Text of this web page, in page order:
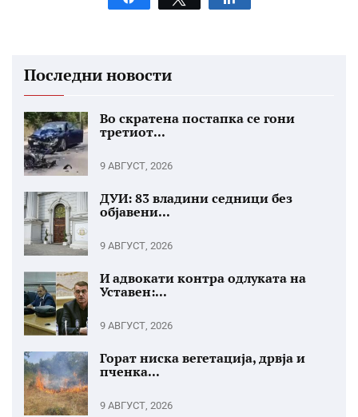
Последни новости
Во скратена постапка се гони
третиот...
9 АВГУСТ, 2026
ДУИ: 83 владини седници без
објавени...
9 АВГУСТ, 2026
И адвокати контра одлуката на
Уставен:...
9 АВГУСТ, 2026
Горат ниска вегетација, дрвја и
пченка...
9 АВГУСТ, 2026